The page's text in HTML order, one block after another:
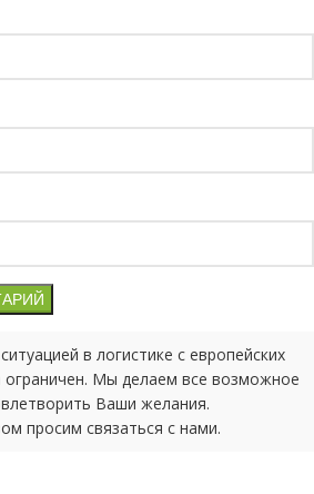
в логистике с европейских
ограничен. Мы делаем все возможное
Ваши желания.
просим связаться с нами.